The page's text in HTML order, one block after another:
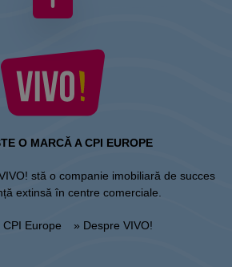
O MARCĂ A CPI EUROPE
stă o companie imobiliară de succes
extinsă în centre comerciale.
Europe » Despre VIVO!